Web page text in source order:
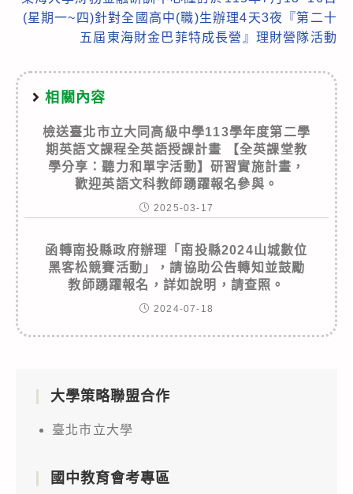
(星期一~四)針對全國高中(職)生辦理4天3夜『第二十
五屆東海財金巴菲特成長營』理財營隊活動
相關內容
檢送臺北市立大同高級中學113學年度第二學
期英語文課程全英語授課計畫 【全英課堂教
學分享：聽力和單字活動】研習實施計畫，
歡迎英語文科教師踴躍報名參與。
2025-03-17
函轉南投縣政府辦理「南投縣2024山城數位
黑客松競賽活動」，請協助公告轉知並鼓勵
教師踴躍報名，詳如說明，請查照。
2024-07-18
大學策略聯盟合作
臺北市立大學
國中教育會考專區